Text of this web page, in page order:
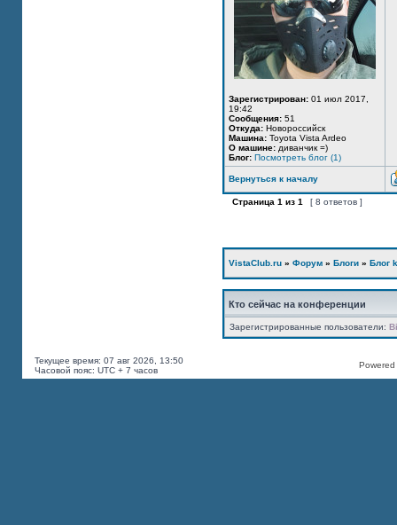
Зарегистрирован: 01 июл 2017,
19:42
Сообщения: 51
Откуда: Новороссийск
Машина: Toyota Vista Ardeo
О машине: диванчик =)
Блог: Посмотреть блог (1)
Вернуться к началу
Страница 1 из 1 [ 8 ответов ]
VistaClub.ru » Форум » Блоги » Блог
Кто сейчас на конференции
Зарегистрированные пользователи:
Текущее время: 07 авг 2026, 13:50
Часовой пояс: UTC + 7 часов